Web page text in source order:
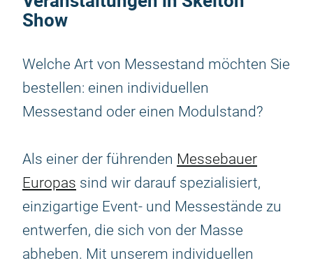
Show
Welche Art von Messestand möchten Sie
bestellen: einen individuellen
Messestand oder einen Modulstand?
Als einer der führenden Messebauer
Europas sind wir darauf spezialisiert,
einzigartige Event- und Messestände zu
entwerfen, die sich von der Masse
abheben. Mit unserem individuellen